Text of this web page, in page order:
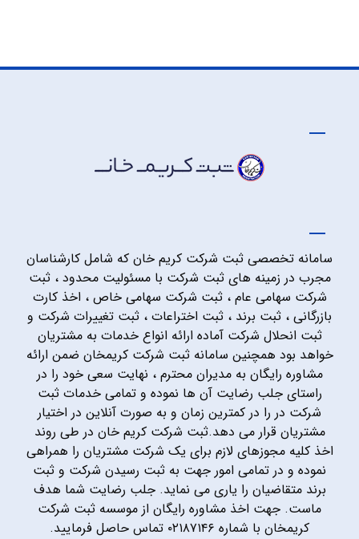
سامانه تخصصی ثبت شرکت کریم خان که شامل کارشناسان
مجرب در زمینه های ثبت شرکت با مسئولیت محدود ، ثبت
شرکت سهامی عام ، ثبت شرکت سهامی خاص ، اخذ کارت
بازرگانی ، ثبت برند ، ثبت اختراعات ، ثبت تغییرات شرکت و
ثبت انحلال شرکت آماده ارائه انواع خدمات به مشتریان
خواهد بود همچنین سامانه ثبت شرکت کریمخان ضمن ارائه
مشاوره رایگان به مدیران محترم ، نهایت سعی خود را در
راستای جلب رضایت آن ها نموده و تمامی خدمات ثبت
شرکت در را در کمترین زمان و به صورت آنلاین در اختیار
مشتریان قرار می دهد.ثبت شرکت کریم خان در طی روند
اخذ کلیه مجوزهای لازم برای یک شرکت مشتریان را همراهی
نموده و در تمامی امور جهت به ثبت رسیدن شرکت و ثبت
برند متقاضیان را یاری می نماید. جلب رضایت شما هدف
ماست. جهت اخذ مشاوره رایگان از موسسه ثبت شرکت
کریمخان با شماره ۰۲۱۸۷۱۴۶ تماس حاصل فرمایید.